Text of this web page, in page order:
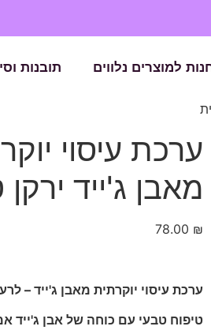
למוצרים נלווים תובנות
ערכת עיסוי
מאבן ג'ייד
78.00 ₪
ערכת עיסוי יוקרתית מאבן ג'ייד –
טיפוח טבעי עם כוחה של אבן ג'ייד